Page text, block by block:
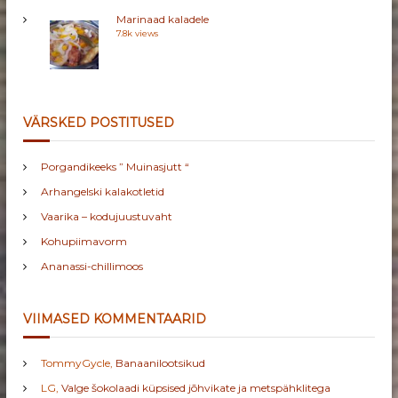
Marinaad kaladele
7.8k views
VÄRSKED POSTITUSED
Porgandikeeks ” Muinasjutt “
Arhangelski kalakotletid
Vaarika – kodujuustuvaht
Kohupiimavorm
Ananassi-chillimoos
VIIMASED KOMMENTAARID
TommyGycle, Banaanilootsikud
LG,Valge šokolaadi küpsised jõhvikate ja metspähklitega